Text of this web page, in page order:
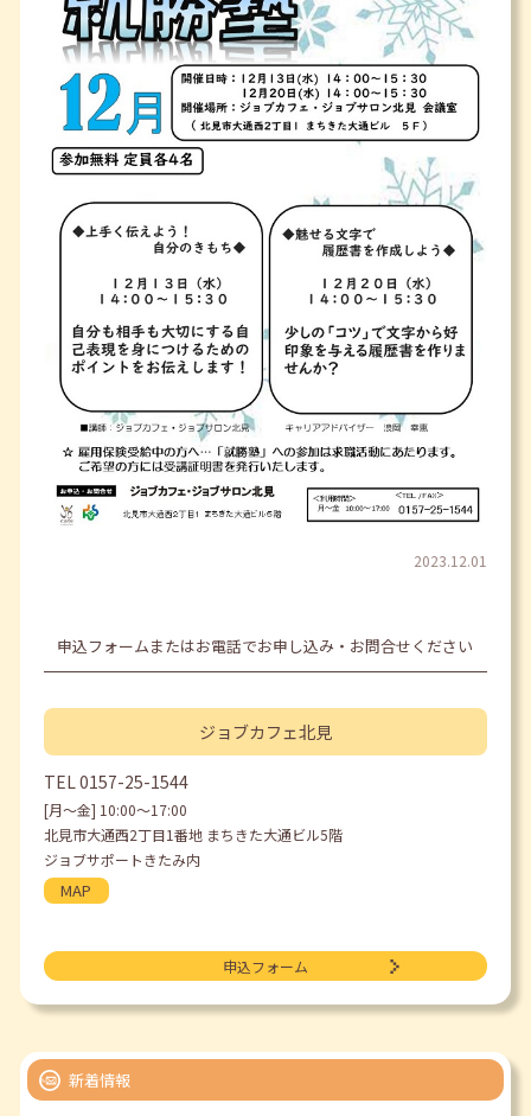
2023.12.01
申込フォームまたはお電話でお申し込み・お問合せください
ジョブカフェ北見
TEL 0157-25-1544
[月〜金] 10:00〜17:00
北見市大通西2丁目1番地 まちきた大通ビル5階
ジョブサポートきたみ内
MAP
申込フォーム
新着情報